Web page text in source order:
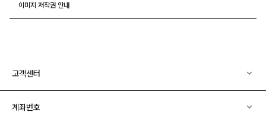
이미지 저작권 안내
고객센터
계좌번호